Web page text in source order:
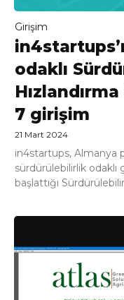
Girişim
odaklı
7 girişim
21 Mart 2024
in4startups, Almanya
sürdürülebilirlik
başlattığı